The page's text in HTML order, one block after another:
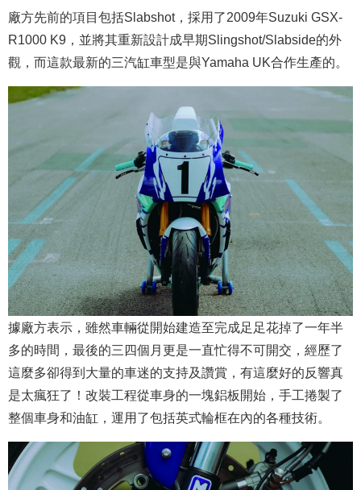
廠方先前的項目包括Slabshot，採用了2009年Suzuki GSX-
R1000 K9，並將其重新設計成早期Slingshot/Slabside的外
觀，而這款最新的三汽缸車型是與Yamaha UK合作生產的。
據廠方表示，雖然車輛從開始建造至完成足足花掉了一年半
多的時間，最後的三四個月更是一直忙得不可開交，經歷了
這麼多卻得到大量的車迷的支持及讚賞，有這麼好的反響真
是太瘋狂了！改裝工程從車身的一塊鋁板開始，手工捲製了
整個車身和油缸，運用了包括英式輪框在內的各種技術。